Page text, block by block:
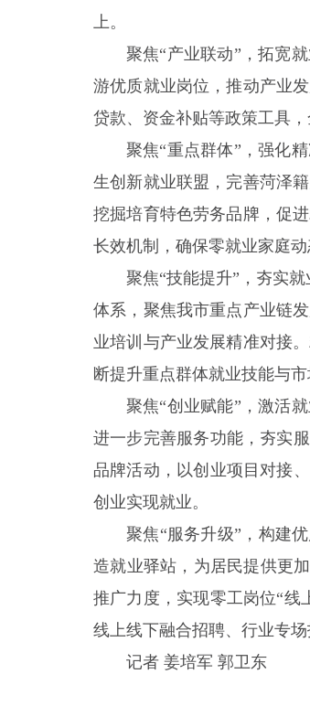
上。
聚焦“产业联动”，拓宽
游优质就业岗位，推动产业
贷款、资金补贴等政策工具
聚焦“重点群体”，强化
生创新就业联盟，完善菏泽
挖掘培育特色劳务品牌，促
长效机制，确保零就业家庭动
聚焦“技能提升”，夯实
体系，聚焦我市重点产业链
业培训与产业发展精准对接
断提升重点群体就业技能与市
聚焦“创业赋能”，激活
进一步完善服务功能，夯实
品牌活动，以创业项目对接
创业实现就业。
聚焦“服务升级”，构建
造就业驿站，为居民提供更
推广力度，实现零工岗位“线
线上线下融合招聘、行业专
记者 姜培军 郭卫东